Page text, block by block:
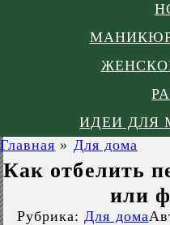
ИДЕИ ДЛЯ
Главная » Для дома
Как отбелить
или
Рубрика: Для дома